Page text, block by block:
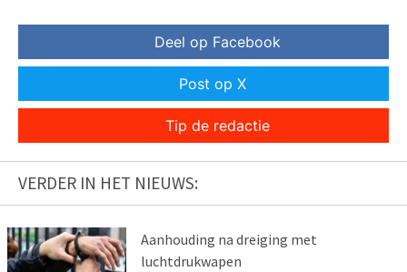
Deel op Facebook
Post op X
Tip de redactie
VERDER IN HET NIEUWS:
Aanhouding na dreiging met
luchtdrukwapen